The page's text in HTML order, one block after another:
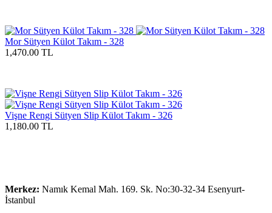
Mor Sütyen Külot Takım - 328
1,470.00 TL
Vişne Rengi Sütyen Slip Külot Takım - 326
1,180.00 TL
Merkez: Namık Kemal Mah. 169. Sk. No:30-32-34 Esenyurt-
İstanbul